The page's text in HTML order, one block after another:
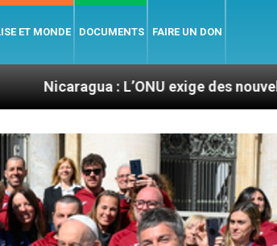
ET MONDE DOCUMENTS FAIRE UN DON
: L’ONU exige des nouvelles de Mgr Mata